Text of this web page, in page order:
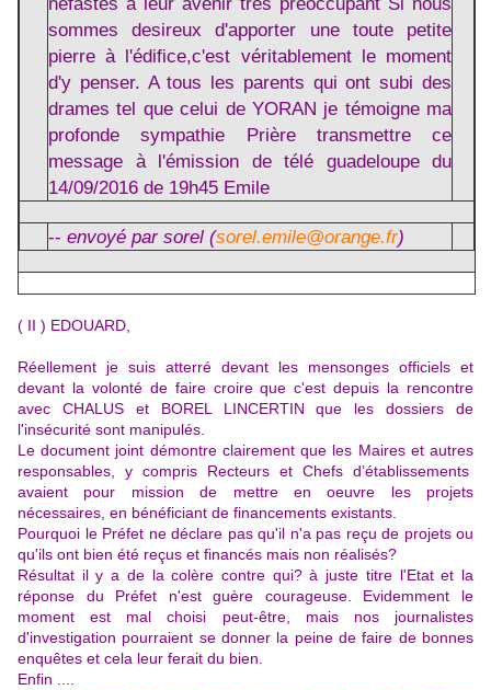
sommes desireux d'apporter une toute petite
pierre à l'édifice,c'est véritablement le moment
d'y penser. A tous les parents qui ont subi des
drames tel que celui de YORAN je témoigne ma
profonde sympathie Prière transmettre ce
message à l'émission de télé guadeloupe du
14/09/2016 de 19h45 Emile
-- envoyé par sorel (sorel.emile@orange.fr)
( II ) EDOUARD,
Réellement je suis atterré devant les mensonges officiels et
devant la volonté de faire croire que c'est depuis la rencontre
avec CHALUS et BOREL LINCERTIN que les dossiers de
l'insécurité sont manipulés.
Le document joint démontre clairement que les Maires et autres
responsables, y compris Recteurs et Chefs d’établissements
avaient pour mission de mettre en oeuvre les projets
nécessaires, en bénéficiant de financements existants.
Pourquoi le Préfet ne déclare pas qu'il n'a pas reçu de projets ou
qu'ils ont bien été reçus et financés mais non réalisés?
Résultat il y a de la colère contre qui? à juste titre l'Etat et la
réponse du Préfet n'est guère courageuse. Evidemment le
moment est mal choisi peut-être, mais nos journalistes
d'investigation pourraient se donner la peine de faire de bonnes
enquêtes et cela leur ferait du bien.
Enfin ....